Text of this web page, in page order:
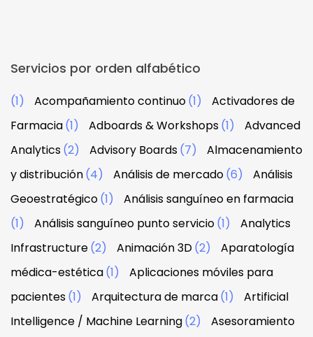
Servicios por orden alfabético
(1) Acompañamiento continuo(1)
Activadores de
Farmacia(1) Adboards & Workshops(1)
Advanced
Analytics(2) Advisory Boards(7)
Almacenamiento
y distribución(4) Análisis de mercado(6)
Análisis
Geoestratégico(1)
Análisis sanguíneo en farmacia
(1)
Análisis sanguíneo punto servicio(1)
Analytics
Infrastructure(2) Animación 3D(2)
Aparatología
médica-estética(1)
Aplicaciones móviles para
pacientes(1) Arquitectura de marca(1)
Artificial
Intelligence / Machine Learning(2)
Asesoramiento